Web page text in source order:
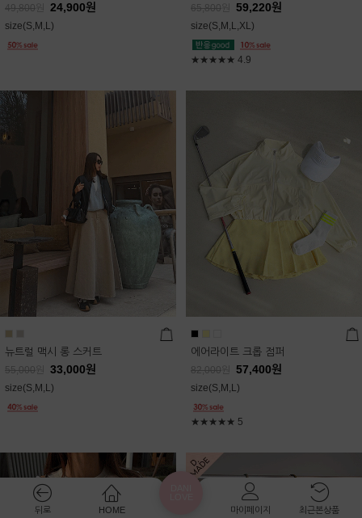
49,800 24,900원
size(S,M,L)
65,800 59,220원
size(S,M,L,XL)
★★★★★ 4.9
뉴트럴 맥시 롱 스커트
55,000 33,000원
size(S,M,L)
에어라이트 크롭 점퍼
82,000 57,400원
size(S,M,L)
★★★★★ 5
뒤로 HOME
마이페이지
최근본상품